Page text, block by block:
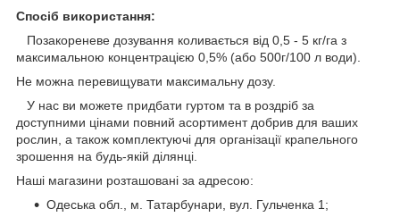
Спосіб використання:
Позакореневе дозування коливається від 0,5 - 5 кг/га з
максимальною концентрацією 0,5% (або 500г/100 л води).
Не можна перевищувати максимальну дозу.
У нас ви можете придбати гуртом та в роздріб за
доступними цінами повний асортимент добрив для ваших
рослин, а також комплектуючі для організації крапельного
зрошення на будь-якій ділянці.
Наші магазини розташовані за адресою:
Одеська обл., м. Татарбунари, вул. Гульченка 1;